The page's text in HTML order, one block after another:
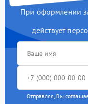
При оформлении
действует
Отправляя, Вы